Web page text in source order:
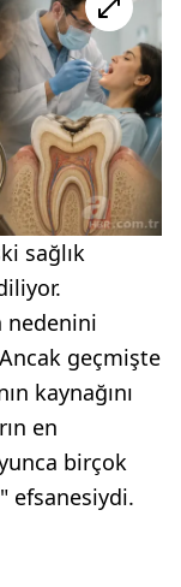
sağlık
nedenini
geçmişte
kaynağını
en
birçok
efsanesiydi.